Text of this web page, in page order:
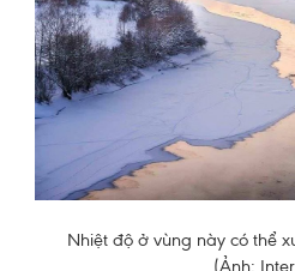
Nhiệt độ ở vùng này có thể
(Ảnh: